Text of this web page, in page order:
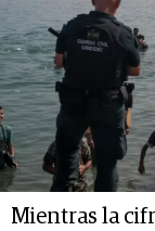
Mientras la